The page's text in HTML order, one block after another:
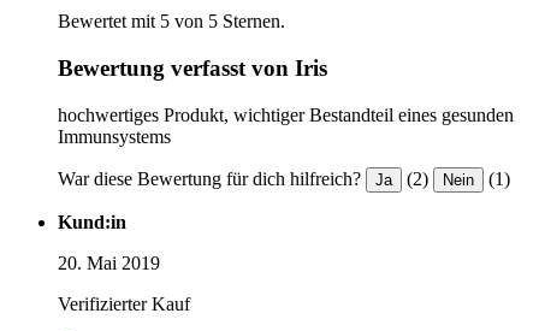
Bewertet mit 5 von 5 Sternen.
Bewertung verfasst von Iris
hochwertiges Produkt, wichtiger Bestandteil eines gesunden
Immunsystems
War diese Bewertung für dich hilfreich? Ja (2) Nein (1)
Kund:in
20. Mai 2019
Verifizierter Kauf